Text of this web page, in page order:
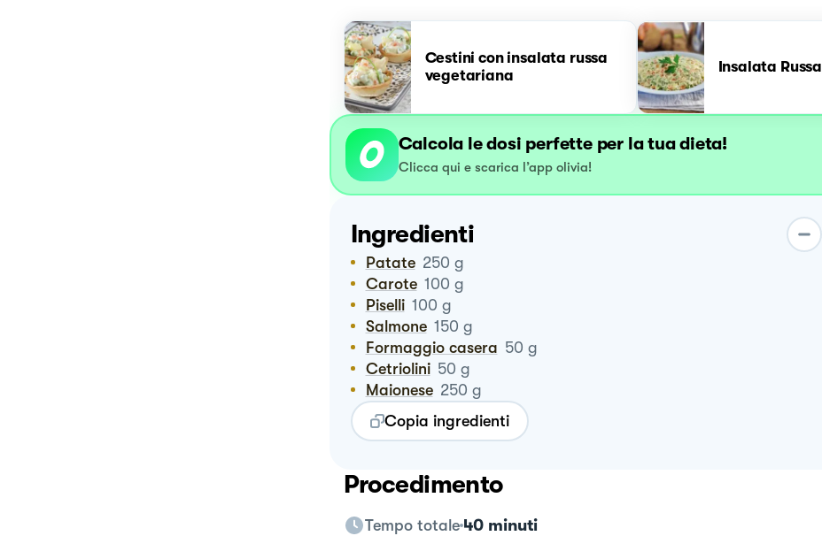
Cestini con insalata russa
vegetariana
Insalata Russa
Calcola le dosi perfette per la tua dieta!
Clicca qui e scarica l’app olivia!
Ingredienti
Patate 250 g
Carote 100 g
Piselli 100 g
Salmone 150 g
Formaggio casera 50 g
Cetriolini 50 g
Maionese 250 g
Copia ingredienti
Procedimento
Tempo totale 40 minuti